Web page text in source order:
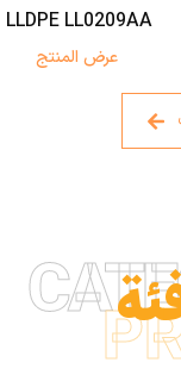
LLDPE LL0209AA
عرض المنتج